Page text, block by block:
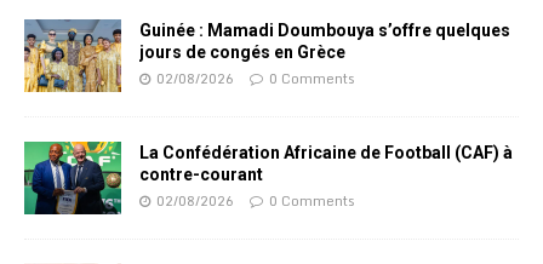
Guinée : Mamadi Doumbouya s’offre quelques
jours de congés en Grèce
02/08/2026 0 Comments
La Confédération Africaine de Football (CAF) à
contre-courant
02/08/2026 0 Comments